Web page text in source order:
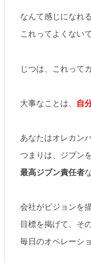
なんて感じになれ
これってよくない
じつは、これって
大事なことは、 自
あなたはオレカン
つまりは、ジブン
最高ジブン責任者
会社がビジョンを
目標を掲げて、そ
毎日のオペレーシ